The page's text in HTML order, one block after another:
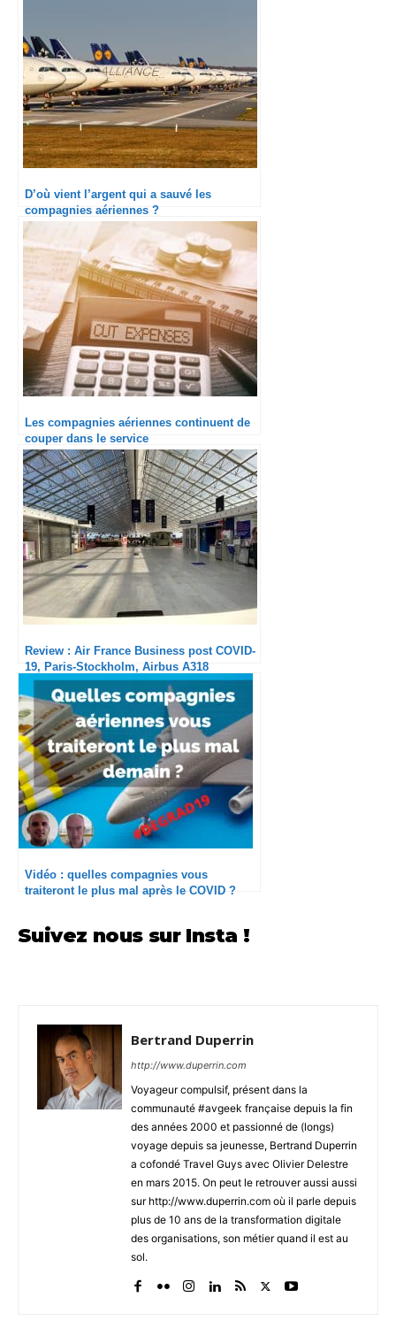
D’où vient l’argent qui a sauvé les
compagnies aériennes ?
Les compagnies aériennes continuent de
couper dans le service
Review : Air France Business post COVID-
19, Paris-Stockholm, Airbus A318
Vidéo : quelles compagnies vous
traiteront le plus mal après le COVID ?
Suivez nous sur Insta !
Bertrand Duperrin
http://www.duperrin.com
Voyageur compulsif, présent dans la
communauté #avgeek française depuis la fin
des années 2000 et passionné de (longs)
voyage depuis sa jeunesse, Bertrand Duperrin
a cofondé Travel Guys avec Olivier Delestre
en mars 2015. On peut le retrouver aussi aussi
sur http://www.duperrin.com où il parle depuis
plus de 10 ans de la transformation digitale
des organisations, son métier quand il est au
sol.